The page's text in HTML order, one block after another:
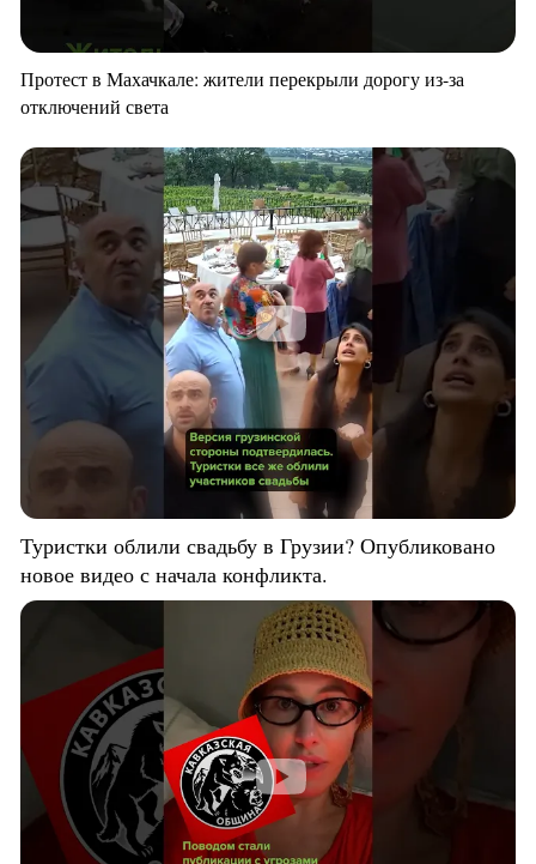
Протест в Махачкале: жители перекрыли дорогу из-за
отключений света
Туристки облили свадьбу в Грузии? Опубликовано
новое видео с начала конфликта.